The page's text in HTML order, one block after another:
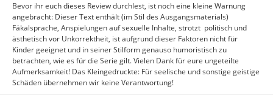
Bevor ihr euch dieses Review durchlest, ist noch eine kleine Warnung
angebracht: Dieser Text enthält (im Stil des Ausgangsmaterials)
Fäkalsprache, Anspielungen auf sexuelle Inhalte, strotzt politisch und
ästhetisch vor Unkorrektheit, ist aufgrund dieser Faktoren nicht für
Kinder geeignet und in seiner Stilform genauso humoristisch zu
betrachten, wie es für die Serie gilt. Vielen Dank für eure ungeteilte
Aufmerksamkeit! Das Kleingedruckte: Für seelische und sonstige geistige
Schäden übernehmen wir keine Verantwortung!